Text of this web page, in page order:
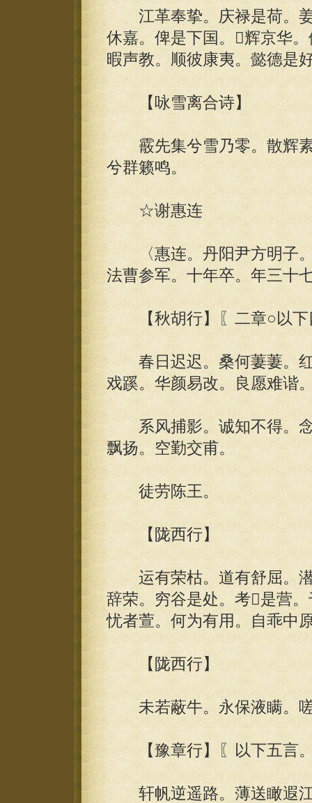
江革奉挚。庆禄是荷。姜
休嘉。俾是下国。辉京华
暇声教。顺彼康夷。懿德是
【咏雪离合诗】
霰先集兮雪乃零。散辉素
兮群籁鸣。
☆谢惠连
〈惠连。丹阳尹方明子。
法曹参军。十年卒。年三十
【秋胡行】〖二章○以下
春日迟迟。桑何萋萋。红
戏蹊。华颜易改。良愿难谐
系风捕影。诚知不得。念
飘扬。空勤交甫。
徒劳陈王。
【陇西行】
运有荣枯。道有舒屈。潜
辞荣。穷谷是处。考是营
忧者萱。何为有用。自乖中
【陇西行】
未若蔽牛。永保液瞒。嗟
【豫章行】〖以下五言
轩帆逆遥路。薄送瞰遐江